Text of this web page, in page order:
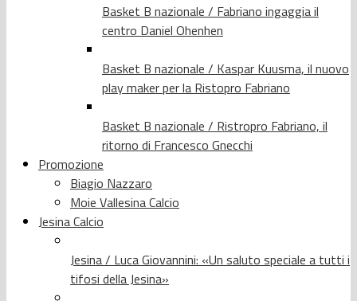
Basket B nazionale / Fabriano ingaggia il
centro Daniel Ohenhen
Basket B nazionale / Kaspar Kuusma, il nuovo
play maker per la Ristopro Fabriano
Basket B nazionale / Ristropro Fabriano, il
ritorno di Francesco Gnecchi
Promozione
Biagio Nazzaro
Moie Vallesina Calcio
Jesina Calcio
Jesina / Luca Giovannini: «Un saluto speciale a tutti i
tifosi della Jesina»